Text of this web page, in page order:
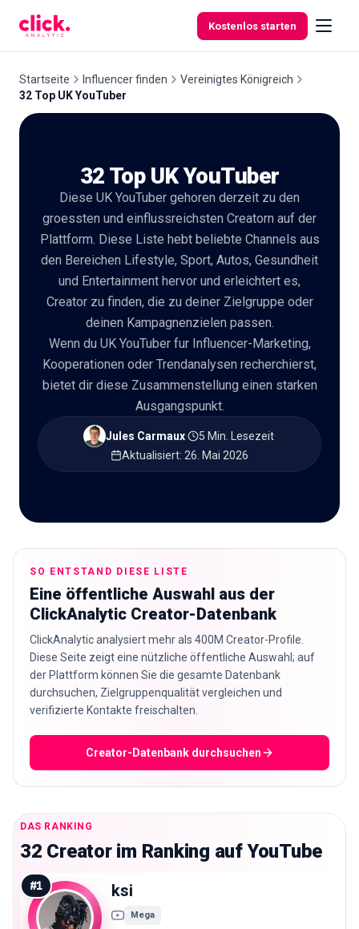
Kostenlos starten
Kostenlose
Tools
🇩🇪DE
Startseite Influencer finden
Vereinigtes Königreich
32 Top UK YouTuber
32 Top UK YouTuber
Diese UK YouTuber gehoren derzeit zu den
groessten und einflussreichsten Creatorn auf der
Plattform. Diese Liste hebt beliebte Channels aus
den Bereichen Lifestyle, Sport, Autos, Gesundheit
und Entertainment hervor und erleichtert es,
Creator zu finden, die zu deiner Zielgruppe oder
deinen Kampagnenzielen passen.
Wenn du UK YouTuber fur Influencer-Marketing,
Kooperationen oder Trendanalysen recherchierst,
bietet dir diese Zusammenstellung einen starken
Ausgangspunkt.
Jules Carmaux· 5 Min. Lesezeit·
Aktualisiert: 26. Mai 2026
SO ENTSTAND DIESE LISTE
Eine öffentliche Auswahl aus der
ClickAnalytic Creator-Datenbank
ClickAnalytic analysiert mehr als 400M Creator-Profile.
Diese Seite zeigt eine nützliche öffentliche Auswahl; auf
der Plattform können Sie die gesamte Datenbank
durchsuchen, Zielgruppenqualität vergleichen und
verifizierte Kontakte freischalten.
Creator-Datenbank durchsuchen
DAS RANKING
32 Creator im Ranking auf YouTube
#1 ksi
Mega